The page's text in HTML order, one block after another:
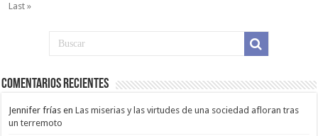
Last »
Comentarios Recientes
Jennifer frías enLas miserias y las virtudes de una sociedad afloran tras
un terremoto